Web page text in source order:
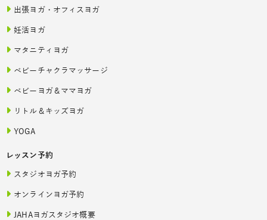
出張ヨガ・オフィスヨガ
妊活ヨガ
マタニティヨガ
ベビーチャクラマッサージ
ベビーヨガ＆ママヨガ
リトル＆キッズヨガ
YOGA
レッスン予約
スタジオヨガ予約
オンラインヨガ予約
JAHAヨガスタジオ概要